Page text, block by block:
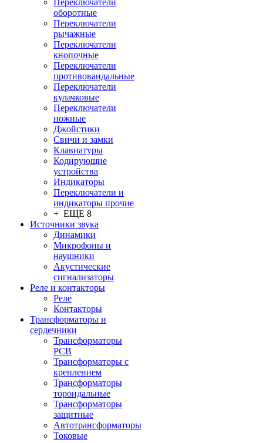
Переключатели
оборотные
Переключатели
рычажные
Переключатели
кнопочные
Переключатели
противовандальные
Переключатели
кулачковые
Переключатели
ножные
Джойстики
Свичи и замки
Клавиатуры
Кодирующие
устройства
Индикаторы
Переключатели и
индикаторы прочие
+ ЕЩЕ 8
Источники звука
Динамики
Микрофоны и
наушники
Акустические
сигнализаторы
Реле и контакторы
Реле
Контакторы
Трансформаторы и
сердечники
Трансформаторы
PCB
Трансформаторы с
креплением
Трансформаторы
тороидальные
Трансформаторы
защитные
Автотрансформаторы
Токовые